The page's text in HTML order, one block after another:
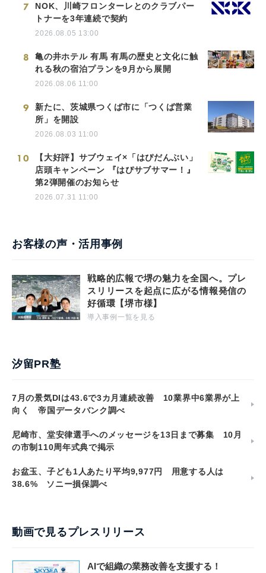
7
NOK、川崎フロンターレとのクラブパー
トナーを3年連続で契約
2026.08.05 13:00
8
亀の井ホテル 有馬 有馬の歴史と文化に触
れる秋の宿泊プランを9月から展開
2026.08.06 11:00
9
新たに、茨城県つくば市に「つくば営業
所」を開設
2026.08.03 11:00
10
【大好評】サブウェイ×「はぴだんぶい」
店頭キャンペーン 『はぴサブサマー！』
第2弾開催のお知らせ
2026.07.31 11:00
お客様の声・活用事例
戦略的広報で堺の魅力を全国へ。プレ
スリリースを起点に広がる情報発信の
好循環【堺市様】
導入事例一覧を見る
汐留PR塾
7月の景気DIは43.6で3カ月連続改善 10業界中6業界が上
向く 帝国データバンク調べ
尼崎市、堂安律選手へのメッセージを13日まで募集 10月
の市制110周年式典で掲示
お盆玉、子ども1人あたり平均9,977円 用意する人は
38.6% ソニー損保調べ
動画で見るプレスリリース
AIで組織の業務改善を支援する！